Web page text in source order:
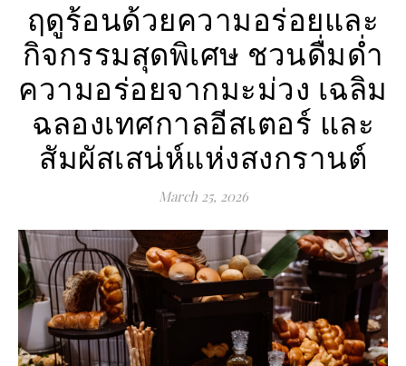
ฤดูร้อนด้วยความอร่อยและ
กิจกรรมสุดพิเศษ ชวนดื่มด่ำ
ความอร่อยจากมะม่วง เฉลิม
ฉลองเทศกาลอีสเตอร์ และ
สัมผัสเสน่ห์แห่งสงกรานต์
March 25, 2026